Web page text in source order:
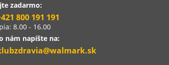
zadarmo:
800 191 191
8.00 - 16.00
nám napíšte na: